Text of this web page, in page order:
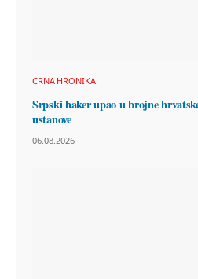
CRNA HRONIKA
Srpski haker upao u brojne
ustanove
06.08.2026